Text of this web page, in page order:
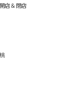
店＆閉店